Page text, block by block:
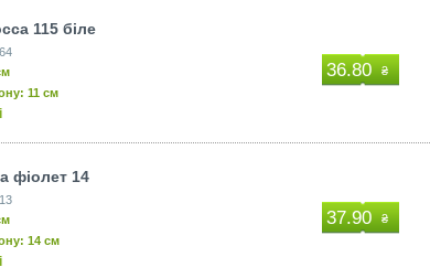
115 біле
11 см
36.80 ₴
фіолет 14
14 см
37.90 ₴